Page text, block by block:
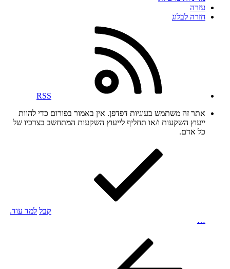
עזרה
חזרה לבלוג
RSS
אתר זה משתמש בעוגיות דפדפן. אין באמור בפורום כדי להוות
ייעוץ השקעות ו/או תחליף לייעוץ השקעות המתחשב בצרכיו של
כל אדם.
קבל למד עוד.
…